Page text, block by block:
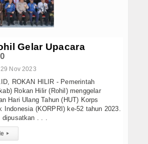
Gelar Upacara
0
Nov 2023
ROKAN HILIR - Pemerintah
Rokan Hilir (Rohil) menggelar
Hari Ulang Tahun (HUT) Korps
Indonesia (KORPRI) ke-52 tahun 2023.
. . .
▸